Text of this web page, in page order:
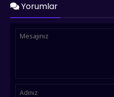
Yorumlar